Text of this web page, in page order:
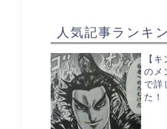
人気記事ランキ
【
のメ
で詳
た！